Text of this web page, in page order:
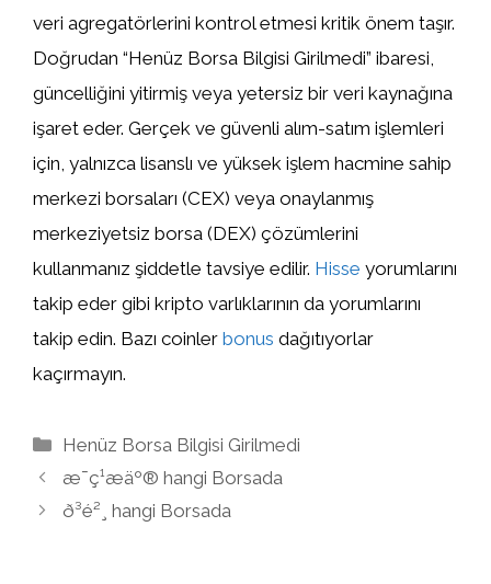
veri agregatörlerini kontrol etmesi kritik önem taşır.
Doğrudan “Henüz Borsa Bilgisi Girilmedi” ibaresi,
güncelliğini yitirmiş veya yetersiz bir veri kaynağına
işaret eder. Gerçek ve güvenli alım-satım işlemleri
için, yalnızca lisanslı ve yüksek işlem hacmine sahip
merkezi borsaları (CEX) veya onaylanmış
merkeziyetsiz borsa (DEX) çözümlerini
kullanmanız şiddetle tavsiye edilir. Hisse yorumlarını
takip eder gibi kripto varlıklarının da yorumlarını
takip edin. Bazı coinler bonus dağıtıyorlar
kaçırmayın.
Kategoriler
Henüz Borsa Bilgisi Girilmedi
æ¯ç¹æäº® hangi Borsada
ð³é²¸ hangi Borsada